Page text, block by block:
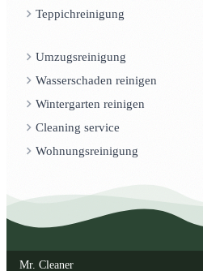
Teppichreinigung
Umzugsreinigung
Wasserschaden reinigen
Wintergarten reinigen
Cleaning service
Wohnungsreinigung
Mr. Cleaner